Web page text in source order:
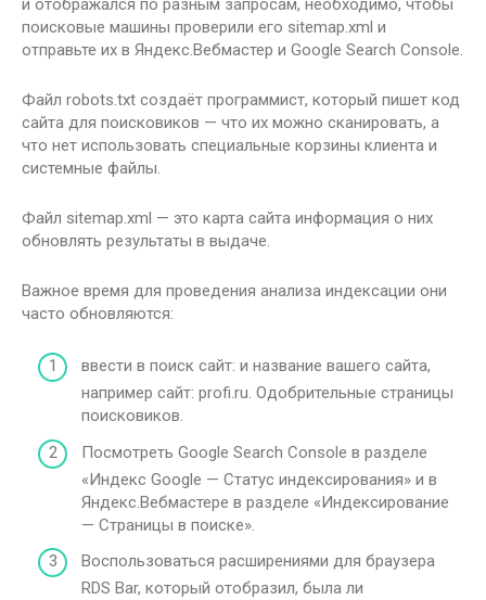
поисковые машины проверили его sitemap.xml и
отправьте их в Яндекс.Вебмастер и Google Search Console.
Файл robots.txt создаёт программист, который пишет код
сайта для поисковиков — что их можно сканировать, а
что нет использовать специальные корзины клиента и
системные файлы.
Файл sitemap.xml — это карта сайта информация о них
обновлять результаты в выдаче.
Важное время для проведения анализа индексации они
часто обновляются:
ввести в поиск сайт: и название вашего сайта,
например сайт: profi.ru. Одобрительные страницы
поисковиков.
Посмотреть Google Search Console в разделе
«Индекс Google — Статус индексирования» и в
Яндекс.Вебмастере в разделе «Индексирование
— Страницы в поиске».
Воспользоваться расширениями для браузера
RDS Bar, который отобразил, была ли